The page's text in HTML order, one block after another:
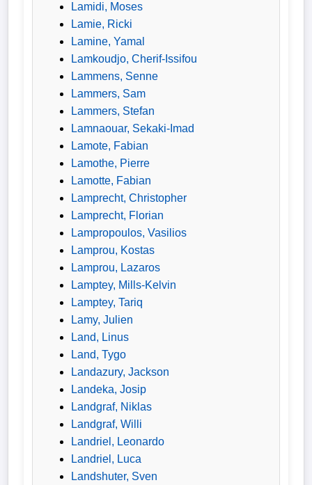
Lamidi, Moses
Lamie, Ricki
Lamine, Yamal
Lamkoudjo, Cherif-Issifou
Lammens, Senne
Lammers, Sam
Lammers, Stefan
Lamnaouar, Sekaki-Imad
Lamote, Fabian
Lamothe, Pierre
Lamotte, Fabian
Lamprecht, Christopher
Lamprecht, Florian
Lampropoulos, Vasilios
Lamprou, Kostas
Lamprou, Lazaros
Lamptey, Mills-Kelvin
Lamptey, Tariq
Lamy, Julien
Land, Linus
Land, Tygo
Landazury, Jackson
Landeka, Josip
Landgraf, Niklas
Landgraf, Willi
Landriel, Leonardo
Landriel, Luca
Landshuter, Sven